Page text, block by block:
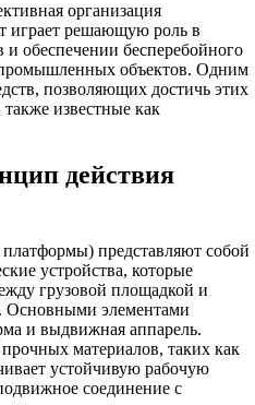
организация
играет решающую роль в
обеспечении бесперебойного
объектов. Одним
позволяющих достичь этих
известные как
действия
представляют собой
устройства, которые
грузовой площадкой и
Основными элементами
и выдвижная аппарель.
материалов, таких как
устойчивую рабочую
соединение с